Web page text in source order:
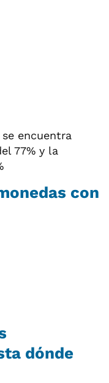
encuentra
77% y la
con
dónde